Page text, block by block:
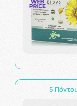
5 Πόντοι